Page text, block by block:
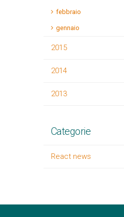
febbraio
gennaio
2015
2014
2013
Categorie
React news